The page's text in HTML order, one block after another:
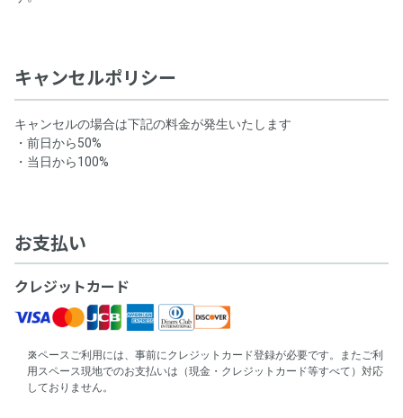
キャンセルポリシー
キャンセルの場合は下記の料金が発生いたします
・前日から50%
・当日から100%
お支払い
クレジットカード
スペースご利用には、事前にクレジットカード登録が必要です。またご利
用スペース現地でのお支払いは（現金・クレジットカード等すべて）対応
しておりません。